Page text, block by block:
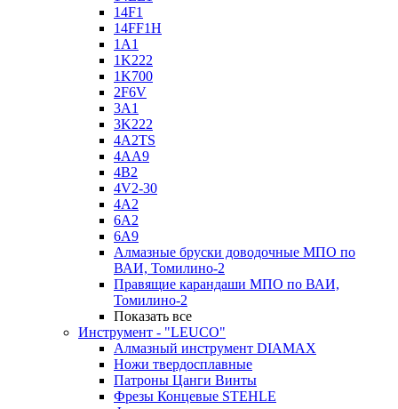
14F1
14FF1H
1A1
1K222
1K700
2F6V
3A1
3K222
4A2TS
4AA9
4B2
4V2-30
4А2
6A2
6A9
Алмазные бруски доводочные МПО по
ВАИ, Томилино-2
Правящие карандаши МПО по ВАИ,
Томилино-2
Показать все
Инструмент - "LEUCO"
Алмазный инструмент DIAMAX
Ножи твердосплавные
Патроны Цанги Винты
Фрезы Концевые STEHLE